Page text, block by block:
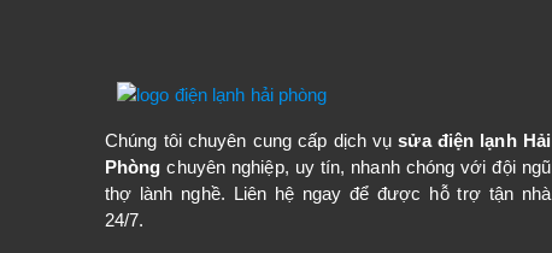
Chúng tôi chuyên cung cấp dịch vụsửa điện lạnh Hải
Phòng chuyên nghiệp, uy tín, nhanh chóng với đội ngũ
thợ lành nghề. Liên hệ ngay để được hỗ trợ tận nhà
24/7.